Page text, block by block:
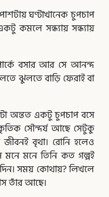
ঘণ্টাখানেক চুপচাপ
কমলে সন্ধ্যায় সন্ধ্যায়
বসার আর সে আনন্দ
ঝুলতে বাড়ি ফেরাই বা
অন্তত একটু চুপচাপ বসে
সৌন্দর্য আছে সেটুকু
বৃথা। রোনি হলেও
মনে মনে তিনি কত গল্পই
সময় কোথায়? লিখলে
তাঁর আছে।